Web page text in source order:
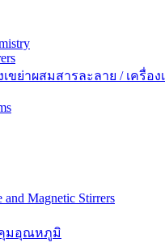
เขย่าผสมสารละลาย / เครื่อง
Magnetic Stirrers
คุมอุณหภูมิ